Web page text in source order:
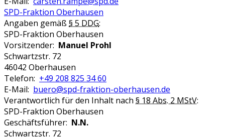
SPD-Fraktion Oberhausen
Angaben gemäß § 5 DDG:
SPD-Fraktion Oberhausen
Vorsitzender: Manuel Prohl
Schwartzstr. 72
46042 Oberhausen
Telefon: +49 208 825 34 60
E-Mail: buero@spd-fraktion-oberhausen.de
Verantwortlich für den Inhalt nach § 18 Abs. 2 MStV:
SPD-Fraktion Oberhausen
Geschäftsführer: N.N.
Schwartzstr. 72